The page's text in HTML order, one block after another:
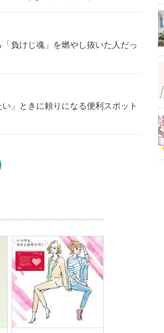
負けじ魂」を燃やし抜いた人だっ
」ときに頼りになる便利スポット